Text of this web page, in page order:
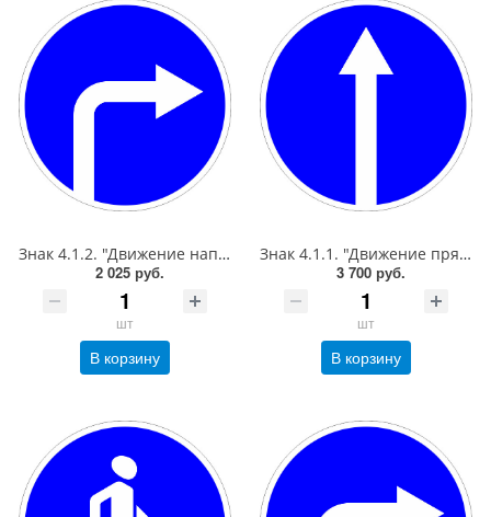
Знак 4.1.2. "Движение направо",D=700, Тип А Коммерческая (3 года),металл 0.8 мм
2 025 руб.
шт
В корзину
Знак 4.1.1. "Движение прямо",D=900, Тип А Коммерческая (3 года),металл 0.8 мм
3 700 руб.
шт
В корзину